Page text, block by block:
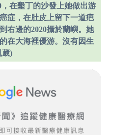
在墾丁的沙發上她做出游
症，在肚皮上留下一道疤
右邊的2020攝於蘭嶼。她
在大海裡優游。沒有因生
葳)